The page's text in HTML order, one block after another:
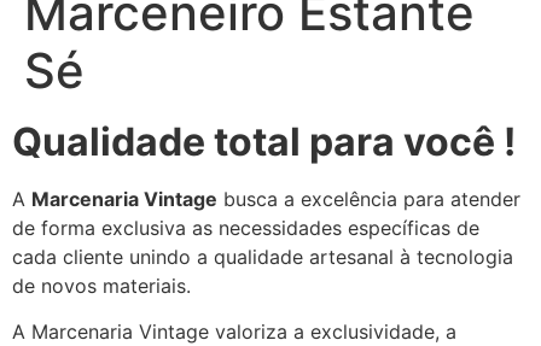
Marceneiro Estante
Sé
Qualidade total para você !
A Marcenaria Vintage busca a excelência para atender
de forma exclusiva as necessidades específicas de
cada cliente unindo a qualidade artesanal à tecnologia
de novos materiais.
A Marcenaria Vintage valoriza a exclusividade, a